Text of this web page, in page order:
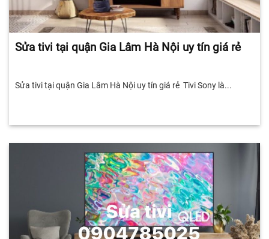
Sửa tivi tại quận Gia Lâm Hà Nội uy tín giá rẻ
Sửa tivi tại quận Gia Lâm Hà Nội uy tín giá rẻ Tivi Sony là...